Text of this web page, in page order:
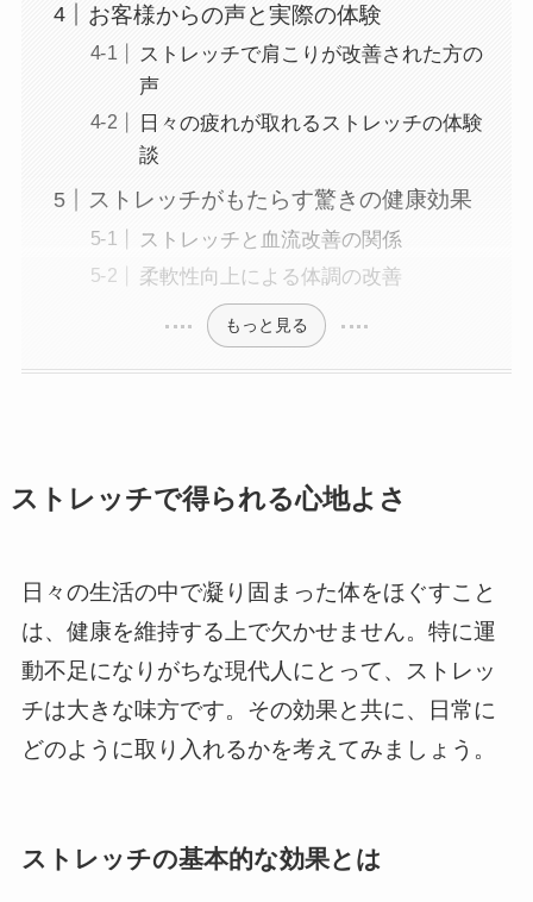
お客様からの声と実際の体験
ストレッチで肩こりが改善された方の
声
日々の疲れが取れるストレッチの体験
談
ストレッチがもたらす驚きの健康効果
ストレッチと血流改善の関係
柔軟性向上による体調の改善
もっと見る
ストレッチで得られる心地よさ
日々の生活の中で凝り固まった体をほぐすこと
は、健康を維持する上で欠かせません。特に運
動不足になりがちな現代人にとって、ストレッ
チは大きな味方です。その効果と共に、日常に
どのように取り入れるかを考えてみましょう。
ストレッチの基本的な効果とは